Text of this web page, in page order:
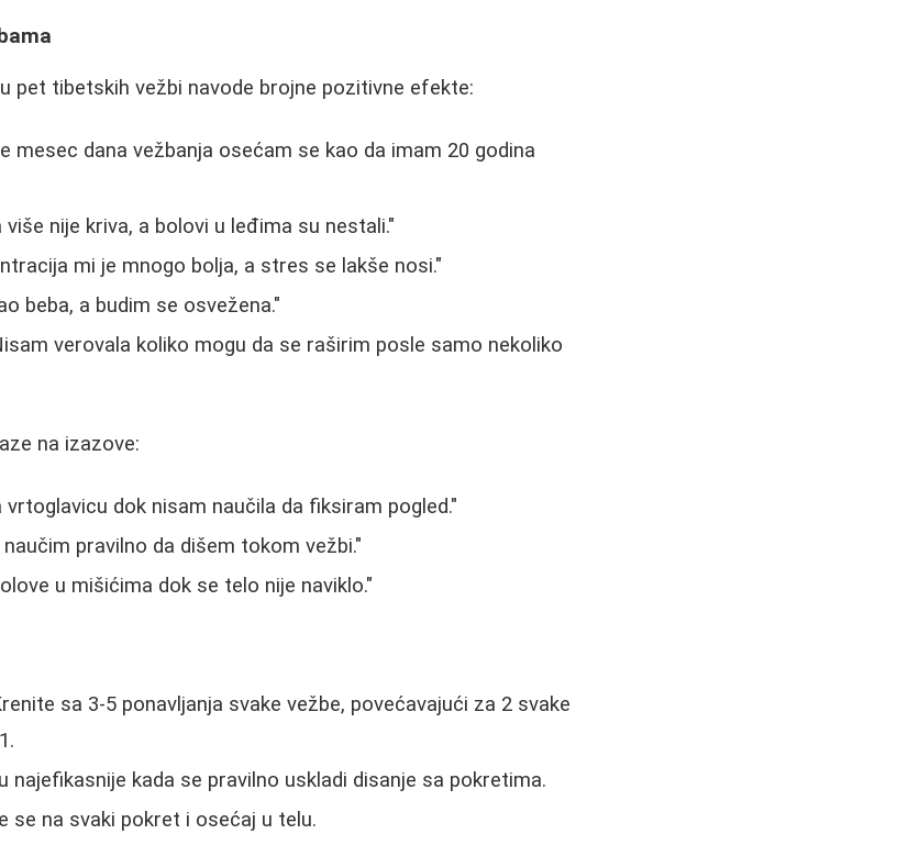
pet tibetskih vežbi navode brojne pozitivne efekte:
mesec dana vežbanja osećam se kao da imam 20 godina
nije kriva, a bolovi u leđima su nestali."
mi je mnogo bolja, a stres se lakše nosi."
beba, a budim se osvežena."
verovala koliko mogu da se raširim posle samo nekoliko
na izazove:
dok nisam naučila da fiksiram pogled."
pravilno da dišem tokom vežbi."
u mišićima dok se telo nije naviklo."
sa 3-5 ponavljanja svake vežbe, povećavajući za 2 svake
najefikasnije kada se pravilno uskladi disanje sa pokretima.
se na svaki pokret i osećaj u telu.